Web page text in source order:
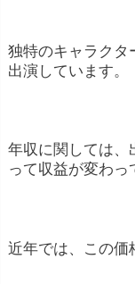
役職でも収
イベント参
所属事務所
の相談など
独特のキャラクタ
出演しています。
年収に関しては、
って収益が変わっ
近年では、この価